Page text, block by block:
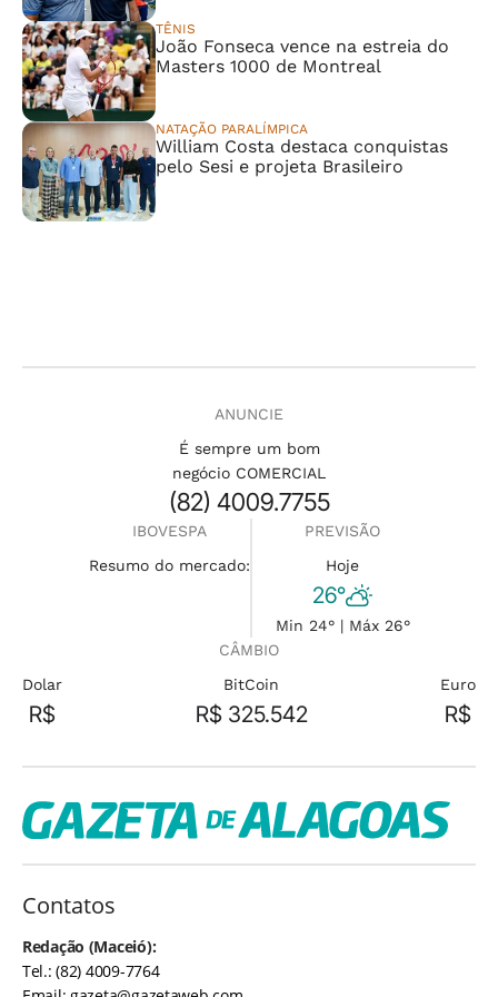
TÊNIS
João Fonseca vence na estreia do
Masters 1000 de Montreal
NATAÇÃO PARALÍMPICA
William Costa destaca conquistas
pelo Sesi e projeta Brasileiro
ANUNCIE
É sempre um bom
negócio COMERCIAL
(82) 4009.7755
IBOVESPA
Resumo do mercado:
PREVISÃO
Hoje
26°
Min 24° | Máx 26°
CÂMBIO
Dolar
R$
BitCoin
R$ 325.542
Euro
R$
Contatos
Redação (Maceió):
Tel.: (82) 4009-7764